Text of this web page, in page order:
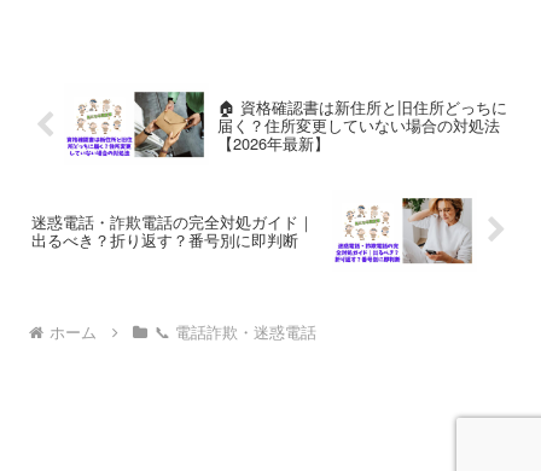
🏠 資格確認書は新住所と旧住所どっちに
届く？住所変更していない場合の対処法
【2026年最新】
迷惑電話・詐欺電話の完全対処ガイド｜
出るべき？折り返す？番号別に即判断
ホーム 📞 電話詐欺・迷惑電話